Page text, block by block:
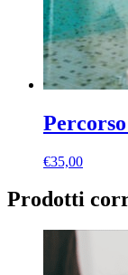
€35,00
Prodotti